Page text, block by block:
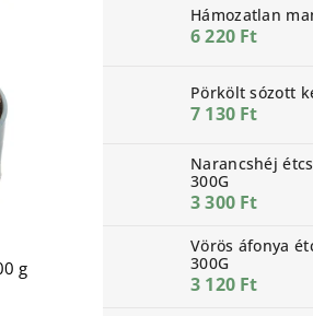
Hámozatlan
6 220 Ft
Pörkölt sózott
7 130 Ft
Narancshéj
300G
3 300 Ft
Vörös áfonya
300G
3 120 Ft
g